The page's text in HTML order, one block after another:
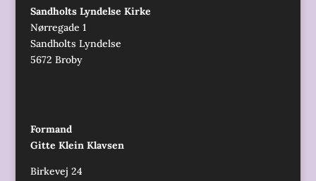
Sandholts Lyndelse Kirke
Nørregade 1
Sandholts Lyndelse
5672 Broby
Formand
Gitte Klein Klavsen
Birkevej 24